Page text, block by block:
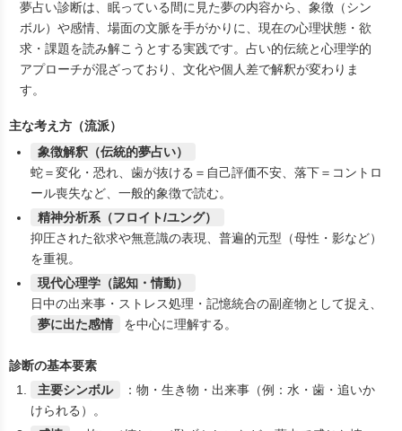
夢占い診断は、眠っている間に見た夢の内容から、 象徴（シン
ボル）や感情、場面の文脈を手がかりに、 現在の心理状態・欲
求・課題を読み解こうとする実践です。占い的伝統と心理学的
アプローチが混ざっており、文化や個人差で解釈が変わりま
す。
主な考え方（流派）
象徴解釈（伝統的夢占い）
蛇＝変化・恐れ、歯が抜ける＝自己評価不安、落下＝コントロ
ール喪失など、一般的象徴で読む。
精神分析系（フロイト/ユング）
抑圧された欲求や無意識の表現、普遍的元型（母性・影など）
を重視。
現代心理学（認知・情動）
日中の出来事・ストレス処理・記憶統合の副産物として捉え、
夢に出た感情
を中心に理解する。
診断の基本要素
主要シンボル
：物・生き物・出来事（例：水・歯・追いか
けられる）。